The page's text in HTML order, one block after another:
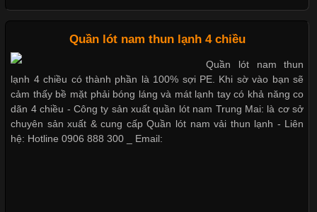
Chất Liệu Bamboo Xu Hướng Mới Trong Ngành Thời Trang
Trong những năm gần đây, vải Bamboo đang trở thành một
trong những chất liệu được yêu thích trong ngành thời trang
nhờ đặc tính mềm mại, thoáng khí và thân thiện với môi trường.
Không chỉ được ứng dụng trong quần áo thường ngày, loại vải
này còn xuất hiện nhiều trong các sản phẩm đồ lót
Quần lót nam thun lạnh 4 chiều
Quần lót nam thun
lạnh 4 chiều có thành phần là 100% sợi PE. Khi sờ vào bạn sẽ
cảm thấy bề mặt phải bóng láng và mát lạnh tay có khả năng co
dãn 4 chiều - Công ty sản xuất quần lót nam Trung Mai: là cơ sở
chuyên sản xuất & cung cấp Quần lót nam vải thun lạnh - Liên
hệ: Hotline 0906 888 300 _ Email: